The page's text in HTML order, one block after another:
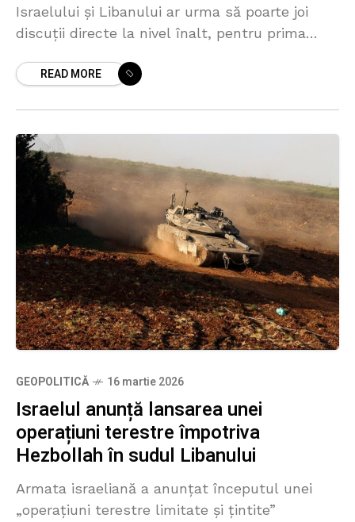
Israelului și Libanului ar urma să poarte joi
discuții directe la nivel înalt, pentru prima
READ MORE
GEOPOLITICĂ 16 martie 2026
Israelul anunță lansarea unei
operațiuni terestre împotriva
Hezbollah în sudul Libanului
Armata israeliană a anunțat începutul unei
„operațiuni terestre limitate și țintite”